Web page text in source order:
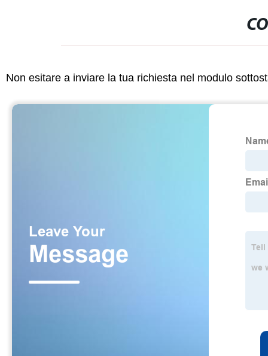
Non esitare a inviare la tua richiesta nel modulo